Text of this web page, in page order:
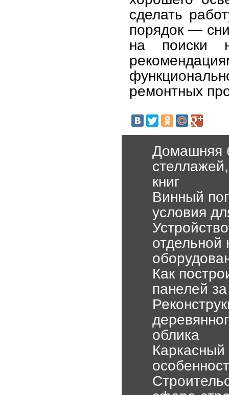
сделать
порядок —
на поиски
ремонтных
Домашняя
книг
Винный
условия
отдельной
Как
панелей
облика
Каркасный